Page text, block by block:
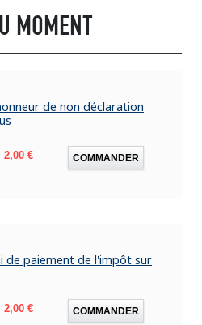
MOMENT
de non déclaration
Prix
2,00 € COMMANDER
de paiement de l'impôt sur
Prix
2,00 € COMMANDER